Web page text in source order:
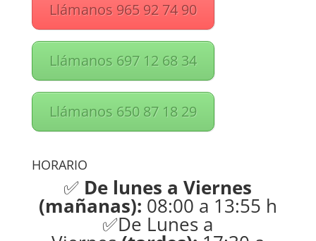
Llámanos 965 92 74 90
Llámanos 697 12 68 34
Llámanos 650 87 18 29
HORARIO
✅ De lunes a Viernes
(mañanas): 08:00 a 13:55 h
✅De Lunes a